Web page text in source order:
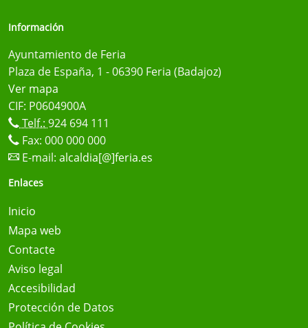
Información
Ayuntamiento de Feria
Plaza de España, 1 - 06390 Feria (Badajoz)
Ver mapa
CIF: P0604900A
Telf.: 924 694 111
Fax: 000 000 000
E-mail: alcaldia[@]feria.es
Enlaces
Inicio
Mapa web
Contacte
Aviso legal
Accesibilidad
Protección de Datos